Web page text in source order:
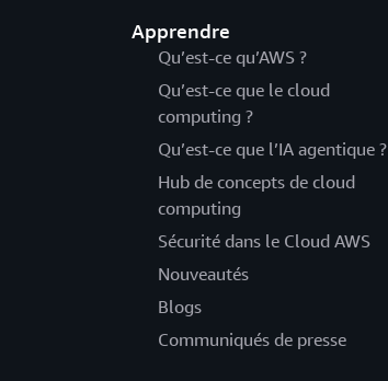
Apprendre
Qu’est-ce qu’AWS ?
Qu’est-ce que le cloud
computing ?
Qu’est-ce que l’IA agentique ?
Hub de concepts de cloud
computing
Sécurité dans le Cloud AWS
Nouveautés
Blogs
Communiqués de presse